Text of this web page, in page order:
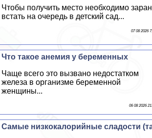
Чтобы получить место необходимо
встать на очередь в детский сад...
07 08 2026
Что такое анемия у беременных
Чаще всего это вызвано недостатком
железа в организме беременной
женщины...
06 08 2026
Самые низкокалорийные сладости